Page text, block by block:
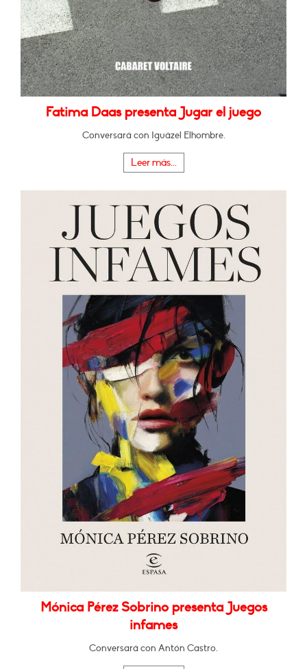
Fatima Daas presenta Jugar el juego
Conversará con Iguázel Elhombre.
Leer más...
Mónica Pérez Sobrino presenta Juegos
infames
Conversará con Antón Castro.